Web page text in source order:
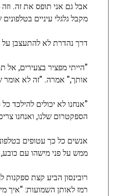
אבל גם אני תופס את זה.
מקבל גלגלי עיניים בטלפונים
דרך נהדרת לא להתעצבן
"הייתי מפציר בצעירים,
אותך," אמרה. "זה לא אומר
"אנחנו לא יכולים להילכד
הספקטרום שלנו, ואנחנו
אנשים כל כך עטופים
ממש על פני מישהו עם
רובינסון הביע קצת
רמז לאותן השמועות: "איך